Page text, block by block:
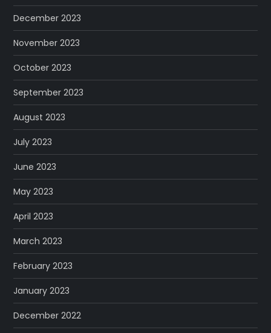
December 2023
November 2023
October 2023
September 2023
August 2023
July 2023
June 2023
May 2023
April 2023
March 2023
February 2023
January 2023
December 2022